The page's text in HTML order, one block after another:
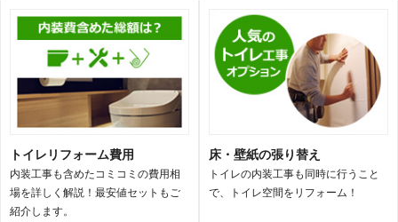
トイレリフォーム費用
内装工事も含めたコミコミの費用相
場を詳しく解説！最安値セットもご
紹介します。
床・壁紙の張り替え
トイレの内装工事も同時に行うこと
で、トイレ空間をリフォーム！